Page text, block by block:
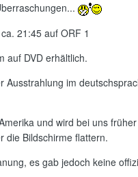
21:45 auf ORF 1
auf DVD erhältlich.
Ausstrahlung im
und wird bei uns
die Bildschirme flattern.
es gab jedoch keine